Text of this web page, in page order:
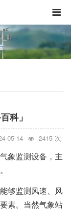
科」
05-14 2415 次
象监测设备，主
够监测风速、风
素。当然气象站